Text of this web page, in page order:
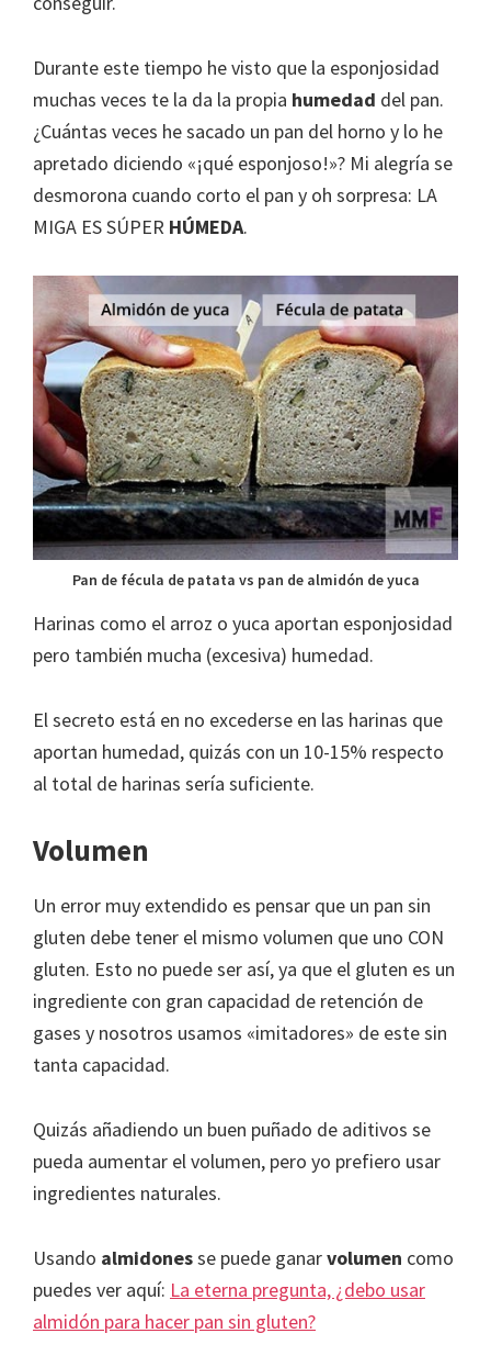
Durante este tiempo he visto que la esponjosidad
muchas veces te la da la propia humedad del pan.
¿Cuántas veces he sacado un pan del horno y lo he
apretado diciendo «¡qué esponjoso!»? Mi alegría se
desmorona cuando corto el pan y oh sorpresa: LA
MIGA ES SÚPER HÚMEDA.
Pan de fécula de patata vs pan de almidón de yuca
Harinas como el arroz o yuca aportan esponjosidad
pero también mucha (excesiva) humedad.
El secreto está en no excederse en las harinas que
aportan humedad, quizás con un 10-15% respecto
al total de harinas sería suficiente.
Volumen
Un error muy extendido es pensar que un pan sin
gluten debe tener el mismo volumen que uno CON
gluten. Esto no puede ser así, ya que el gluten es un
ingrediente con gran capacidad de retención de
gases y nosotros usamos «imitadores» de este sin
tanta capacidad.
Quizás añadiendo un buen puñado de aditivos se
pueda aumentar el volumen, pero yo prefiero usar
ingredientes naturales.
Usando almidonesse puede ganarvolumen como
puedes ver aquí: La eterna pregunta, ¿debo usar
almidón para hacer pan sin gluten?